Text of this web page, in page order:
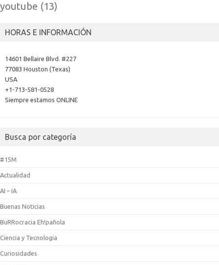
youtube (13)
HORAS E INFORMACIÓN
14601 Bellaire Blvd. #227
77083 Houston (Texas)
USA
+1-713-581-0528
Siempre estamos ONLINE
Busca por categoría
#15M
Actualidad
AI – IA
Buenas Noticias
BuRRocracia Eh!pañola
Ciencia y Tecnologia
Curiosidades